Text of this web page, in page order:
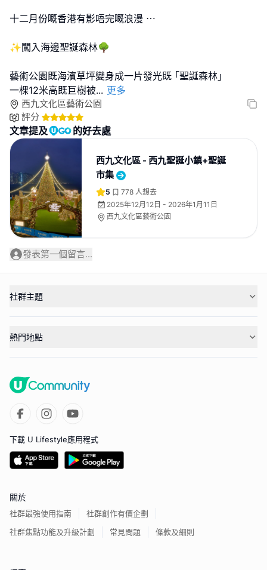
十二月份嘅香港有影唔完嘅浪漫 ⋯
✨闖入海邊聖誕森林🌳
藝術公園既海濱草坪變身成一片發光既 ｢聖誕森林｣
一棵12米高既巨樹被... 更多
西九文化區藝術公園
評分
文章提及 的好去處
西九文化區 - 西九聖誕小鎮+聖誕
市集
5 778 人想去
2025年12月12日 - 2026年1月11日
西九文化區藝術公園
發表第一個留言...
社群主題
熱門地點
下載 U Lifestyle應用程式
關於
社群最強使用指南
社群創作有價企劃
社群焦點功能及升級計劃
常見問題 條款及細則